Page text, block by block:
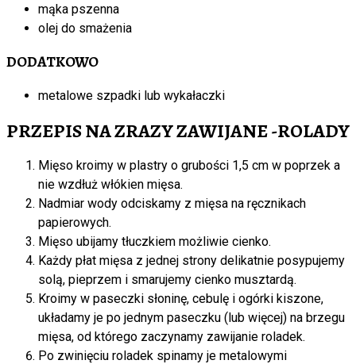
mąka pszenna
olej do smażenia
DODATKOWO
metalowe szpadki lub wykałaczki
PRZEPIS NA ZRAZY ZAWIJANE -ROLADY
Mięso kroimy w plastry o grubości 1,5 cm w poprzek a
nie wzdłuż włókien mięsa.
Nadmiar wody odciskamy z mięsa na ręcznikach
papierowych.
Mięso ubijamy tłuczkiem możliwie cienko.
Każdy płat mięsa z jednej strony delikatnie posypujemy
solą, pieprzem i smarujemy cienko musztardą.
Kroimy w paseczki słoninę, cebulę i ogórki kiszone,
układamy je po jednym paseczku (lub więcej) na brzegu
mięsa, od którego zaczynamy zawijanie roladek.
Po zwinięciu roladek spinamy je metalowymi